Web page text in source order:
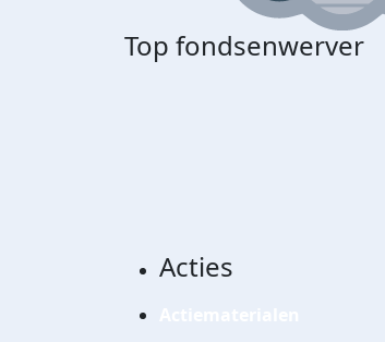
Top fondsenwerver
Acties